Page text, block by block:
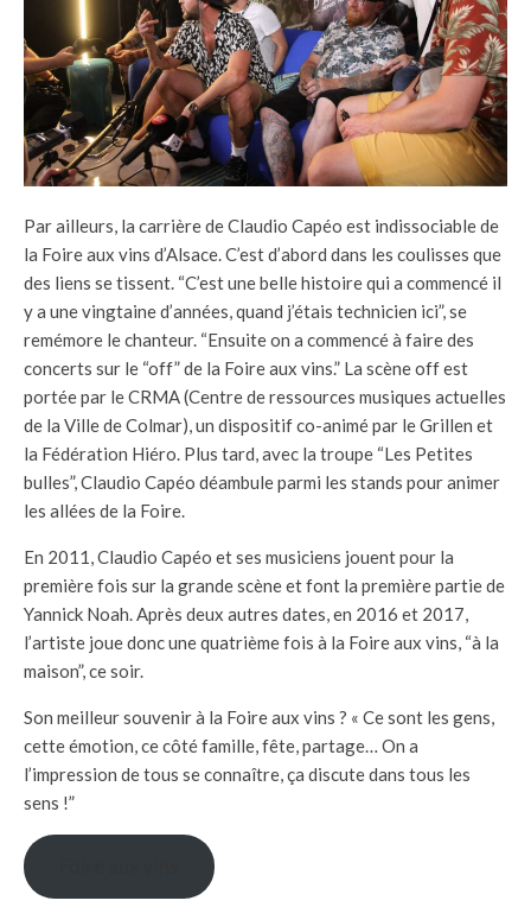
Par ailleurs, la carrière de Claudio Capéo est indissociable de
la Foire aux vins d’Alsace. C’est d’abord dans les coulisses que
des liens se tissent. “C’est une belle histoire qui a commencé il
y a une vingtaine d’années, quand j’étais technicien ici”, se
remémore le chanteur. “Ensuite on a commencé à faire des
concerts sur le “off” de la Foire aux vins.” La scène off est
portée par le CRMA (Centre de ressources musiques actuelles
de la Ville de Colmar), un dispositif co-animé par le Grillen et
la Fédération Hiéro. Plus tard, avec la troupe “Les Petites
bulles”, Claudio Capéo déambule parmi les stands pour animer
les allées de la Foire.
En 2011, Claudio Capéo et ses musiciens jouent pour la
première fois sur la grande scène et font la première partie de
Yannick Noah. Après deux autres dates, en 2016 et 2017,
l’artiste joue donc une quatrième fois à la Foire aux vins, “à la
maison”, ce soir.
Son meilleur souvenir à la Foire aux vins ? « Ce sont les gens,
cette émotion, ce côté famille, fête, partage… On a
l’impression de tous se connaître, ça discute dans tous les
sens !”